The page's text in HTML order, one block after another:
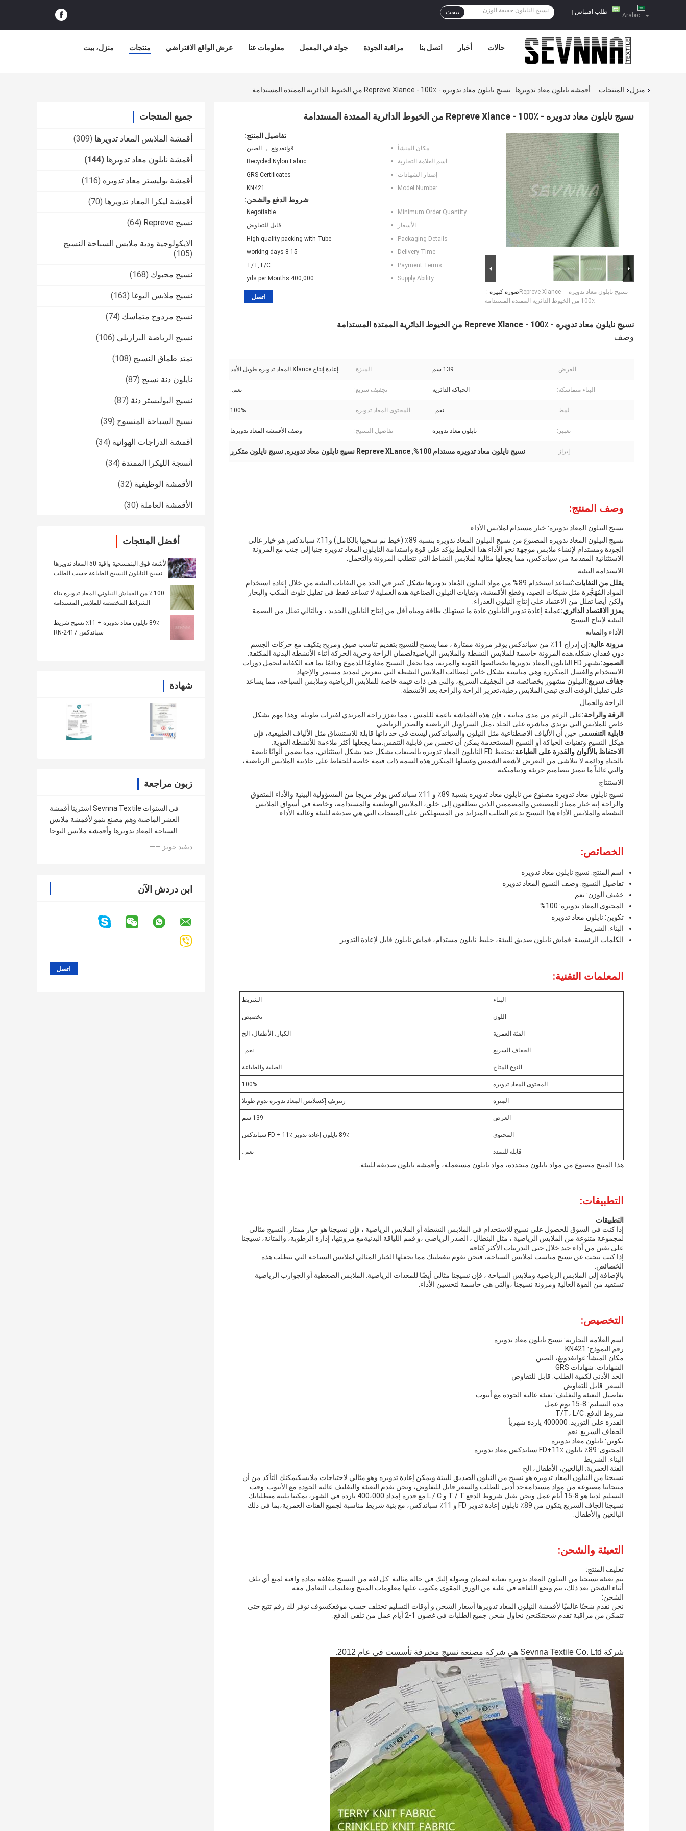
Arabic طلب اقتباس يبحث
منزل، بيت منتجات عرض الواقع الافتراضي معلومات عنا جولة في المعمل مراقبة الجودة اتصل بنا أخبار حالات
منزل المنتجات أقمشة نايلون معاد تدويرها نسيج نايلون معاد تدويره - Repreve Xlance - 100٪ من الخيوط الدائرية الممتدة المستدامة
جميع المنتجات
أقمشة الملابس المعاد تدويرها (309)
أقمشة نايلون معاد تدويرها (144)
أقمشة بوليستر معاد تدويره (116)
أقمشة ليكرا المعاد تدويرها (70)
نسيج Repreve (64)
الايكولوجية ودية ملابس السباحة النسيج
(105)
نسيج محبوك (168)
نسيج ملابس اليوغا (163)
نسيج مزدوج متماسك (74)
نسيج الرياضة البرازيلي (106)
تمتد طماق النسيج (108)
نايلون دنة نسيج (87)
نسيج البوليستر دنة (87)
نسيج السباحة المنسوج (39)
أقمشة الدراجات الهوائية (34)
أنسجة الليكرا الممتدة (34)
الأقمشة الوظيفية (32)
الأقمشة العاملة (30)
أفضل المنتجات
الأشعة فوق البنفسجية واقية 50 المعاد تدويرها
نسيج النايلون النسيج الطباعة حسب الطلب
100 ٪ من القماش النيلوني المعاد تدويره بناء
الشرائط المخصصة للملابس المستدامة
89٪ نايلون معاد تدويره + 11٪ نسيج شريط
سباندكس RN-2417
شهادة
زبون مراجعة
اشترينا أقمشة Sevnna Textile في السنوات
العشر الماضية وهم مصنع ينمو لأقمشة ملابس
السباحة المعاد تدويرها وأقمشة ملابس اليوجا
—— ديفيد جونز
ابن دردش الآن
نسيج نايلون معاد تدويره - Repreve Xlance - 100٪ من الخيوط الدائرية الممتدة المستدامة
صورة كبيرة :نسيج نايلون معاد تدويره - Repreve Xlance -
100٪ من الخيوط الدائرية الممتدة المستدامة
تفاصيل المنتج:
مكان المنشأ:
قوانغدونغ ， الصين
اسم العلامة التجارية:
Recycled Nylon Fabric
إصدار الشهادات:
GRS Certificates
Model Number:
KN421
شروط الدفع والشحن:
Minimum Order Quantity:
Negotiable
الأسعار:
قابل للتفاوض
Packaging Details:
High quality packing with Tube
Delivery Time:
8-15 working days
Payment Terms:
T/T, L/C
Supply Ability:
400,000 yds per Months
اتصل
نسيج نايلون معاد تدويره - Repreve Xlance - 100٪ من الخيوط الدائرية الممتدة المستدامة
وصف
العرض: 139 سم الميزة: إعادة إنتاج Xlance المعاد تدويره طويل الأمد
البناء متماسكة: الحياكة الدائرية تجفيف سريع: نعم..
لمط: نعم.. المحتوى المعاد تدويره: 100%
تعبير: نايلون معاد تدويره تفاصيل النسيج: وصف الأقمشة المعاد تدويرها
إبراز: نسيج نايلون معاد تدويره مستدام 100% , Repreve XLance نسيج نايلون معاد تدويره , نسيج نايلون متكرر
وصف المنتج:
نسيج النيلون المعاد تدويره: خيار مستدام لملابس الأداء
نسيج النيلون المعاد تدويره المصنوع من نسيج النيلون المعاد تدويره بنسبة 89٪ (خيط تم سحبها بالكامل) و11٪ سباندكس هو خيار عالي
الجودة ومستدام لإنشاء ملابس موجهة نحو الأداء.هذا الخليط يؤكد على قوة واستدامة النايلون المعاد تدويره جنبا إلى جنب مع المرونة
الاستثنائية المقدمة من سباندكس، مما يجعلها مثالية لملابس النشاط التي تتطلب المرونة والتحمل.
الاستدامة البيئية
يقلل من النفايات:
يُساعد استخدام 89% من مواد النيلون المُعاد تدويرها بشكل كبير في الحد من النفايات البيئية من خلال إعادة استخدام
المواد المُهَجَّرة مثل شبكات الصيد، وقطع الأقمشة، ونفايات النيلون الصناعية.هذه العملية لا تساعد فقط في تقليل تلوث المكب والبحار
ولكن أيضا تقلل من الاعتماد على إنتاج النيلون العذراء.
يعزز الاقتصاد الدائري:عملية إعادة تدوير النايلون عادة ما تستهلك طاقة ومياه أقل من إنتاج النايلون الجديد ، وبالتالي تقلل من البصمة
البيئية لإنتاج النسيج.
الأداء والمتانة
مرونة عالية:
إن إدراج 11٪ من سباندكس يوفر مرونة ممتازة ، مما يسمح للنسيج بتقديم تناسب ضيق ومريح يتكيف مع حركات الجسم
دون فقدان شكله.هذه المرونة حاسمة للملابس النشطة والملابس الرياضيةلضمان الراحة وحرية الحركة أثناء الأنشطة البدنية المكثفة.
الصمود:
تشتهر FD النايلون المعاد تدويرها بخصائصها القوية والمرنة، مما يجعل النسيج مقاومًا للدموع ودائمًا بما فيه الكفاية لتحمل دورات
الاستخدام والغسل المتكررة.وهي مناسبة بشكل خاص لمطالب الملابس النشطة التي تتعرض لتمديد مستمر والإجهاد.
جفاف سريع:النيلون مشهور بخصائصه في التجفيف السريع، والتي هي ذات قيمة خاصة للملابس الرياضية وملابس السباحة، مما يساعد
على تقليل الوقت الذي تبقى الملابس رطبة،تعزيز الراحة والراحة بعد الأنشطة.
الراحة والجمال
الرقة والراحة:على الرغم من مدى متانته ، فإن هذه القماشة ناعمة لللمس ، مما يعزز راحة المرتدي لفترات طويلة. وهذا مهم بشكل
خاص للملابس التي ترتدي مباشرة على الجلد ،مثل السراويل الرياضية والصدر الرياضي.
قابلية التنفسفي حين أن الألياف الاصطناعية مثل النيلون والسباندكس ليست في حد ذاتها قابلة للاستنشاق مثل الألياف الطبيعية، فإن
هيكل النسيج وتقنيات الحياكة أو النسيج المستخدمة يمكن أن تحسن من قابلية التنفس.مما يجعلها أكثر ملاءمة للأنشطة القوية.
الاحتفاظ بالألوان والقدرة على الطباعة:
يحتفظ FD النايلون المعاد تدويره بالصبغات بشكل جيد بشكل استثنائي، مما يضمن ألوانًا نابضة
بالحياة ودائمة لا تتلاشى من التعرض لأشعة الشمس وغسلها المتكرر.هذه السمة ذات قيمة خاصة للحفاظ على جاذبية الملابس الرياضية،
والتي غالباً ما تتميز بتصاميم جريئة وديناميكية.
الاستنتاج
نسيج نايلون معاد تدويره مصنوع من نايلون معاد تدويره بنسبة 89٪ و 11٪ سباندكس يوفر مزيجا من المسؤولية البيئية والأداء المتفوق
والراحة.إنه خيار ممتاز للمصنعين والمصممين الذين يتطلعون إلى خلق، الملابس الوظيفية والمستدامة، وخاصة في أسواق الملابس
النشطة والملابس الأداء.هذا النسيج يدعم الطلب المتزايد من المستهلكين على المنتجات التي هي صديقة للبيئة وعالية الأداء.
الخصائص:
اسم المنتج: نسيج نايلون معاد تدويره
تفاصيل النسيج: وصف النسيج المعاد تدويره
خفيف الوزن: نعم
المحتوى المعاد تدويره: 100%
تكوين: نايلون معاد تدويره
البناء: الشريط
الكلمات الرئيسية: قماش نايلون صديق للبيئة، خليط نايلون مستدام، قماش نايلون قابل لإعادة التدوير
المعلمات التقنية:
البناء الشريط
اللون تخصيص
الفئة العمرية الكبار، الأطفال، الخ
الجفاف السريع نعم..
النوع المتاح الصلبة والطباعة
المحتوى المعاد تدويره 100%
الميزة ريبريف إكسلانس المعاد تدويره يدوم طويلا
العرض 139 سم
المحتوى 89٪ نايلون إعادة تدوير FD + 11٪ سباندكس
قابلة للتمدد نعم..
هذا المنتج مصنوع من مواد نايلون متجددة، مواد نايلون مستعملة، وأقمشة نايلون صديقة للبيئة.
التطبيقات:
التطبيقات
إذا كنت في السوق للحصول على نسيج للاستخدام في الملابس النشطة أو الملابس الرياضية ، فإن نسيجنا هو خيار ممتاز. النسيج مثالي
لمجموعة متنوعة من الملابس الرياضية ، مثل البنطال ، الصدر الرياضي ،و قمم اللياقة البدنيةمع مرونتها، إدارة الرطوبة، والمتانة، نسيجنا
على يقين من أداء جيد خلال حتى التدريبات الأكثر كثافة.
إذا كنت تبحث عن نسيج مناسب لملابس السباحة، فنحن نقوم بتغطيتك.مما يجعلها الخيار المثالي لملابس السباحة التي تتطلب هذه
الخصائص.
بالإضافة إلى الملابس الرياضية وملابس السباحة ، فإن نسيجنا مثالي أيضًا للمعدات الرياضية. الملابس الضغطية أو الجوارب الرياضية
تستفيد من القوة العالية ومرونة نسيجنا ،والتي هي حاسمة لتحسين الأداء.
التخصيص:
اسم العلامة التجارية: نسيج نايلون معاد تدويره
رقم النموذج: KN421
مكان المنشأ: غوانغدونغ، الصين
الشهادات: شهادات GRS
الحد الأدنى لكمية الطلب: قابل للتفاوض
السعر: قابل للتفاوض
تفاصيل التعبئة والتغليف: تعبئة عالية الجودة مع أنبوب
مدة التسليم: 8-15 يوم عمل
شروط الدفع: T/T، L/C
القدرة على التوريد: 400000 ياردة شهرياً
الجفاف السريع: نعم
تكوين: نايلون معاد تدويره
المحتوى: 89٪ نايلون FD+11٪ سباندكس معاد تدويره
البناء: الشريط
الفئة العمرية: البالغين، الأطفال، الخ
نسيجنا من النيلون المعاد تدويره هو نسيج من النيلون الصديق للبيئة ويمكن إعادة تدويره وهو مثالي لاحتياجات ملابسكيمكنك التأكد من أن
منتجاتنا مصنوعة من مواد مستدامةحد أدنى للطلب والسعر قابل للتفاوض، ونحن نقدم التعبئة والتغليف عالية الجودة مع الأنبوب. وقت
التسليم لدينا هو 8-15 أيام عمل ونحن نقبل شروط الدفع T / T و L / C.مع قدرة إمداد 400،000 ياردة في الشهر، يمكننا تلبية متطلباتك.
نسيجنا الجاف السريع يتكون من 89٪ نايلون إعادة تدوير FD و 11٪ سباندكس، مع بنية شريط مناسبة لجميع الفئات العمرية،بما في ذلك
البالغين والأطفال.
التعبئة والشحن:
تغليف المنتج:
يتم تعبئة نسيجنا من النيلون المعاد تدويره بعناية لضمان وصوله إليك في حالة مثالية. كل لفة من النسيج مغلفة بمادة واقية لمنع أي تلف
أثناء الشحن.بعد ذلك، يتم وضع اللفافة في علبة من الورق المقوى مكتوب عليها معلومات المنتج وتعليمات التعامل معه.
الشحن:
نحن نقدم شحنًا عالميًا لأقمشة النيلون المعاد تدويرها أسعار الشحن و أوقات التسليم تختلف حسب موقعكسوف نوفر لك رقم تتبع حتى
تتمكن من مراقبة تقدم شحنتكنحن نحاول شحن جميع الطلبات في غضون 1-2 أيام عمل من تلقي الدفع.
شركة Sevnna Textile Co. Ltd هي شركة مصنعة نسيج محترفة تأسست في عام 2012.